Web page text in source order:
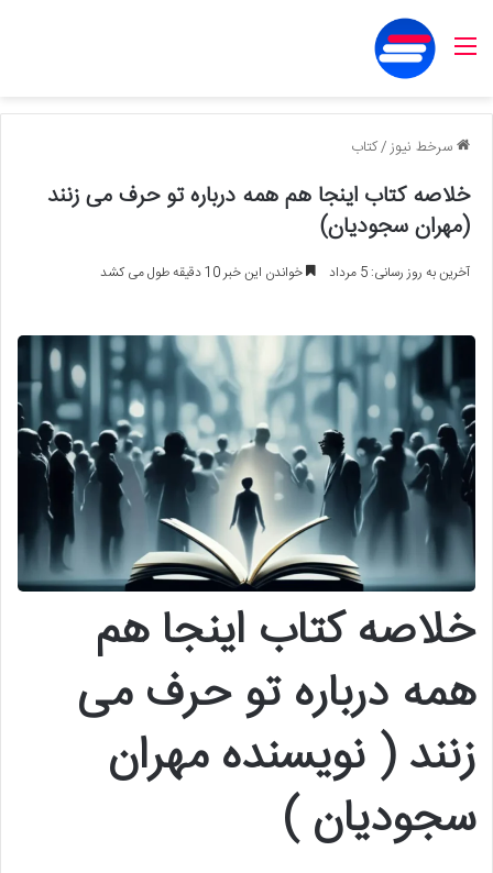
منو
سرخط نیوز/کتاب
خلاصه کتاب اینجا هم همه درباره تو حرف می زنند
(مهران سجودیان)
آخرین به روز رسانی: 5 مرداد خواندن این خبر 10 دقیقه طول می کشد
خلاصه کتاب اینجا هم
همه درباره تو حرف می
زنند ( نویسنده مهران
سجودیان )